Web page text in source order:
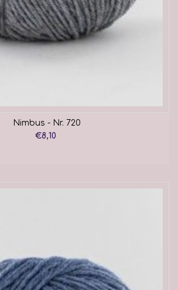
Nimbus - Nr. 720
€8,10